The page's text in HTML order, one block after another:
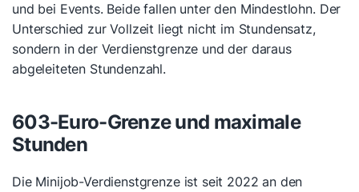
und bei Events. Beide fallen unter den Mindestlohn. Der
Unterschied zur Vollzeit liegt nicht im Stundensatz,
sondern in der Verdienstgrenze und der daraus
abgeleiteten Stundenzahl.
603-Euro-Grenze und maximale
Stunden
Die Minijob-Verdienstgrenze ist seit 2022 an den